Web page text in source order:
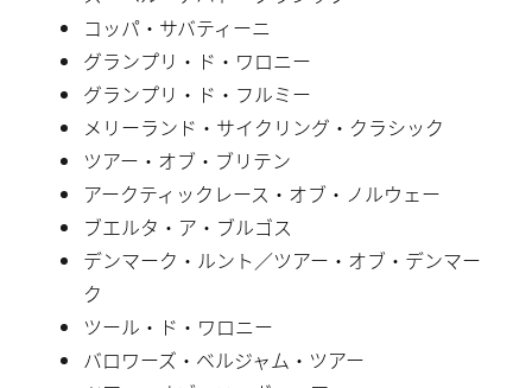
コッパ・サバティーニ
グランプリ・ド・ワロニー
グランプリ・ド・フルミー
メリーランド・サイクリング・クラシック
ツアー・オブ・ブリテン
アークティックレース・オブ・ノルウェー
ブエルタ・ア・ブルゴス
デンマーク・ルント／ツアー・オブ・デンマー
ク
ツール・ド・ワロニー
バロワーズ・ベルジャム・ツアー